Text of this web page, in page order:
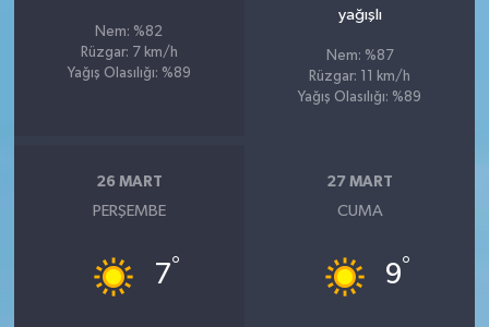
Nem: %82
Rüzgar: 7 km/h
Yağış Olasılığı: %89
yağışlı
Nem: %87
Rüzgar: 11 km/h
Yağış Olasılığı: %89
26 MART
PERŞEMBE
7°
27 MART
CUMA
9°